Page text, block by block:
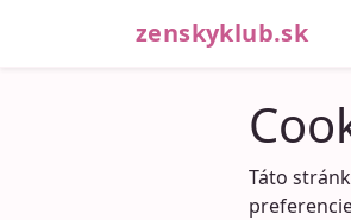
zenskyklub.sk
Táto